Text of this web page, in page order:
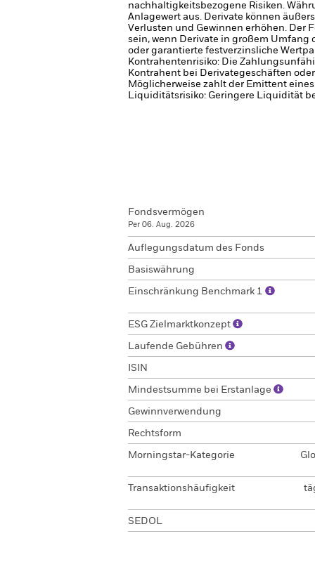
nachhaltigkeitsbezogene Risiken.
Anlagewert aus. Derivate können
Verlusten und Gewinnen erhöhen. Der
sein, wenn Derivate in großem Umfang
oder garantierte festverzinsliche
Kontrahentenrisiko: Die
Kontrahent bei Derivategeschäften
Möglicherweise zahlt der Emittent
Liquiditätsrisiko: Geringere Liquidität
Fondsvermögen
Per 06. Aug. 2026
Auflegungsdatum des Fonds
Basiswährung
Einschränkung Benchmark 1
ESG Zielmarktkonzept
Laufende Gebühren
ISIN
Mindestsumme bei Erstanlage
Gewinnverwendung
Rechtsform
Morningstar-Kategorie
Transaktionshäufigkeit
SEDOL